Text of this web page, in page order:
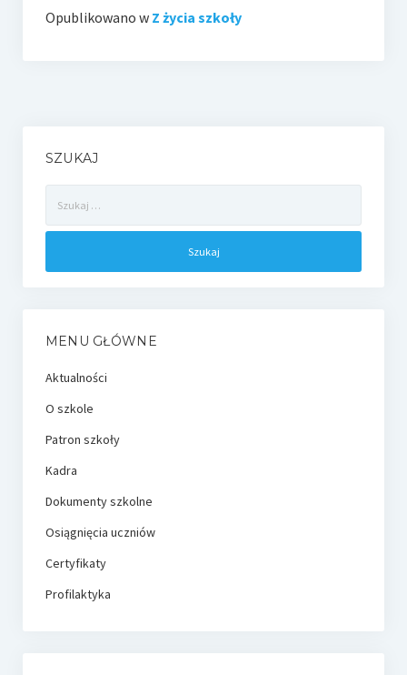
Opublikowano w Z życia szkoły
SZUKAJ
MENU GŁÓWNE
Aktualności
O szkole
Patron szkoły
Kadra
Dokumenty szkolne
Osiągnięcia uczniów
Certyfikaty
Profilaktyka